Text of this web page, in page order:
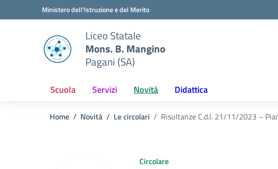
Vai ai contenuti
Vai al menu di navigazioneMinistero dell'Istruzione e del Merito
Liceo Statale
Mons. B. Mangino
Pagani (SA)
Scuola Servizi Novità Didattica
Home Novità Le circolari Risultanze C.d.I. 21/11/2023 –
Circolare